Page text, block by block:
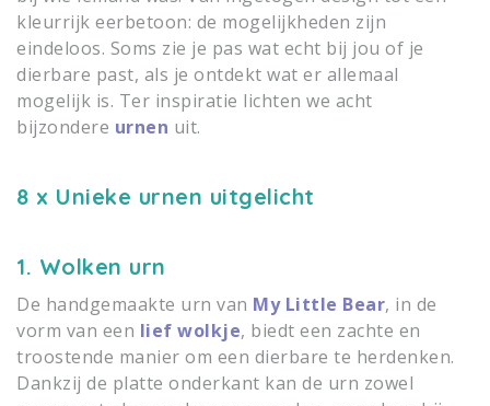
kleurrijk eerbetoon: de mogelijkheden zijn
eindeloos. Soms zie je pas wat echt bij jou of je
dierbare past, als je ontdekt wat er allemaal
mogelijk is. Ter inspiratie lichten we acht
bijzondere urnen uit.
8 x Unieke urnen uitgelicht
1. Wolken urn
De handgemaakte urn van My Little Bear, in de
vorm van een lief wolkje, biedt een zachte en
troostende manier om een dierbare te herdenken.
Dankzij de platte onderkant kan de urn zowel